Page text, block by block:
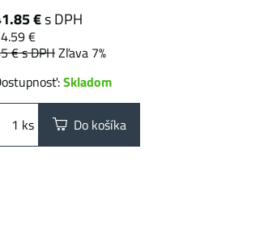
€s DPH
€
€s DPHZľava 7%
Skladom
ks Do košíka